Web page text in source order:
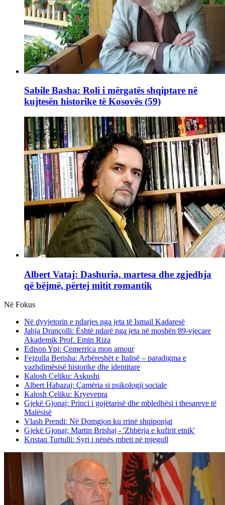
Sabile Basha: Roli i mërgatës shqiptare në
kujtesën historike të Kosovës (59)
Albert Vataj: Dashuria, martesa dhe zgjedhja
që bëjmë, përtej mitit romantik
Në Fokus
Në dyvjetorin e ndarjes nga jeta të Ismail Kadaresë
Jahja Drançolli: Është ndarë nga jeta në moshën 89-vjeçare
Akademik Prof. Emin Riza
Edison Ypi: Çemerrica mon amour
Fejzulla Berisha: Arbëreshët e Italisë – paradigma e
vazhdimësisë historike dhe identitare
Kalosh Çeliku: Askushi
Albert Habazaj: Çamëria si psikologji sociale
Kalosh Çeliku: Kryevepra
Gjekë Gjonaj: Princi i gojëtarisë dhe mbledhësi i thesareve të
Malësisë
Vlash Prendi: Në Domgjon ku rrinë shqiponjat
Gjekë Gjonaj: Martin Brishaj - 'Zhbërja e kufirit etnik'
Kristaq Turtulli: Syri i nënës mbeti në mjegull